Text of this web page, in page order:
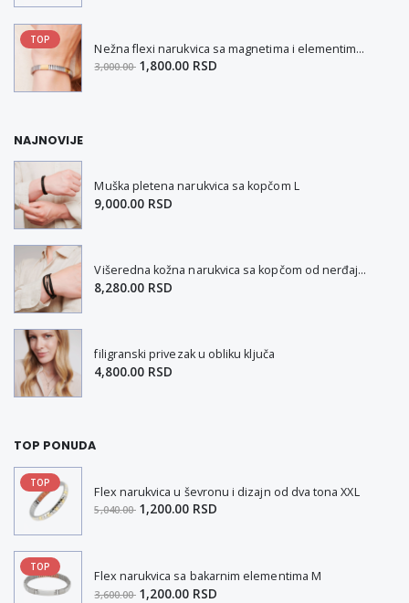
TOP
Nežna flexi narukvica sa magnetima i elementima u boji zlata i bakrom M
3,000.00 1,800.00 RSD
NAJNOVIJE
Muška pletena narukvica sa kopčom L
9,000.00 RSD
Višeredna kožna narukvica sa kopčom od nerđajućeg čelika L-XL
8,280.00 RSD
filigranski privezak u obliku ključa
4,800.00 RSD
TOP PONUDA
TOP
Flex narukvica u ševronu i dizajn od dva tona XXL
5,040.00 1,200.00 RSD
TOP
Flex narukvica sa bakarnim elementima M
3,600.00 1,200.00 RSD